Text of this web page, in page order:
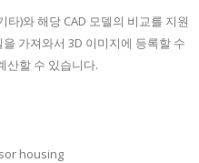
)와 해당 CAD 모델의 비교를 지원
가져와서 3D 이미지에 등록할 수
산할 수 있습니다.
housing